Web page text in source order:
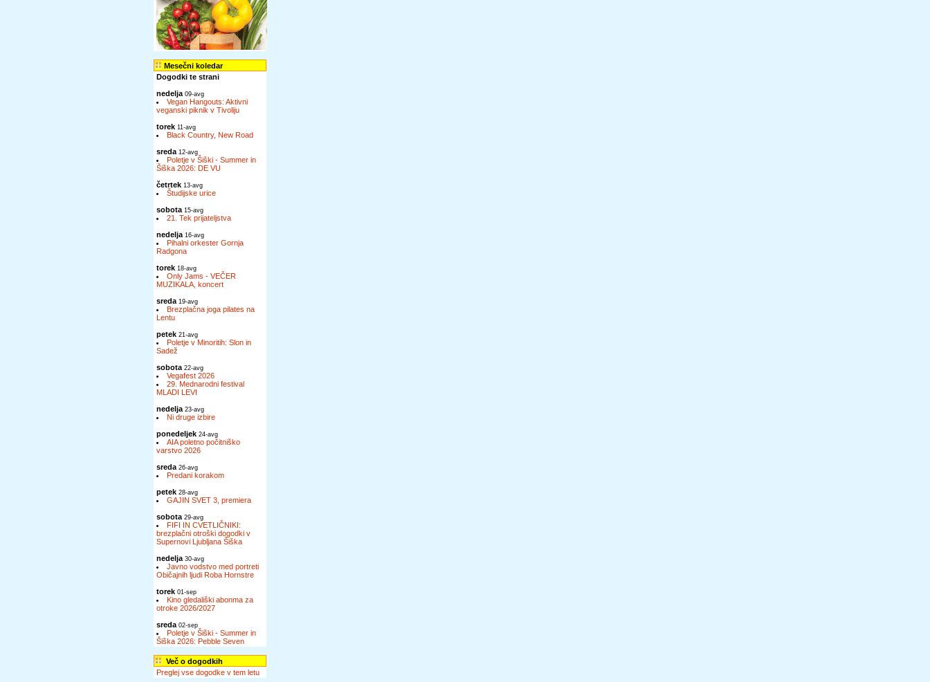
Mesečni koledar
Dogodki te strani
nedelja 09-avg
Vegan Hangouts: Aktivni
veganski piknik v Tivoliju
torek 11-avg
Black Country, New Road
sreda 12-avg
Poletje v Šiški - Summer in
Šiška 2026: DE VU
četrtek 13-avg
Študijske urice
sobota 15-avg
21. Tek prijateljstva
nedelja 16-avg
Pihalni orkester Gornja
Radgona
torek 18-avg
Only Jams - VEČER
MUZIKALA, koncert
sreda 19-avg
Brezplačna joga pilates na
Lentu
petek 21-avg
Poletje v Minoritih: Slon in
Sadež
sobota 22-avg
Vegafest 2026
29. Mednarodni festival
MLADI LEVI
nedelja 23-avg
Ni druge izbire
ponedeljek 24-avg
AIA poletno počitniško
varstvo 2026
sreda 26-avg
Predani korakom
petek 28-avg
GAJIN SVET 3, premiera
sobota 29-avg
FIFI IN CVETLIČNIKI:
brezplačni otroški dogodki v
Supernovi Ljubljana Šiška
nedelja 30-avg
Javno vodstvo med portreti
Običajnih ljudi Roba Hornstre
torek 01-sep
Kino gledališki abonma za
otroke 2026/2027
sreda 02-sep
Poletje v Šiški - Summer in
Šiška 2026: Pebble Seven
Več o dogodkih
Preglej vse dogodke v tem letu